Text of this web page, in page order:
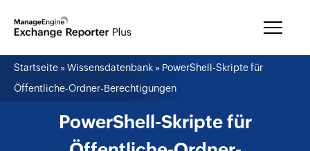
PowerShell-Skripte für
Startseite » Wissensdatenbank » PowerShell-Skripte für
Öffentliche-Ordner-Berechtigungen